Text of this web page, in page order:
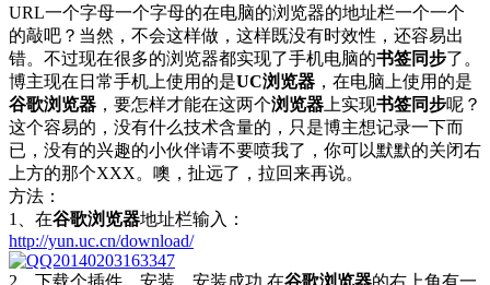
URL一个字母一个字母的在电脑的浏览器的地址栏一个一个
的敲吧？当然，不会这样做，这样既没有时效性，还容易出
错。不过现在很多的浏览器都实现了手机电脑的书签同步了。
博主现在日常手机上使用的是UC浏览器 ，在电脑上使用的是
谷歌浏览器 ，要怎样才能在这两个浏览器 上实现书签同步呢？
这个容易的，没有什么技术含量的，只是博主想记录一下而
已，没有的兴趣的小伙伴请不要喷我了，你可以默默的关闭右
上方的那个XXX。噢，扯远了，拉回来再说。
方法：
1、在谷歌浏览器地址栏输入：
http://yun.uc.cn/download/
2、下载个插件，安装，安装成功,在谷歌浏览器的右上角有一